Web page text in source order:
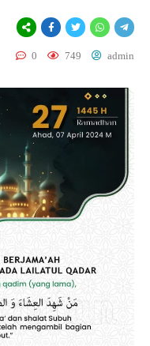
0 749 admin